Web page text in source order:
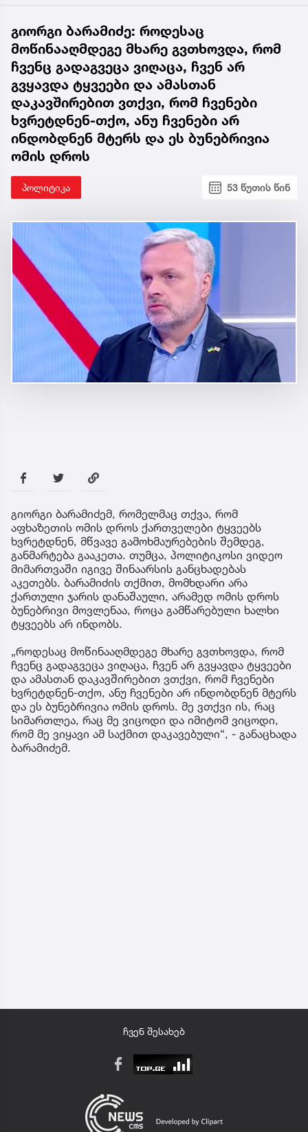
გიორგი ბარამიძე: როდესაც
მოწინააღმდეგე მხარე გვთხოვდა, რომ
ჩვენც გადაგვეცა ვიღაცა, ჩვენ არ
გვყავდა ტყვეები და ამასთან
დაკავშირებით ვთქვი, რომ ჩვენები
ხვრეტდნენ-თქო, ანუ ჩვენები არ
ინდობდნენ მტერს და ეს ბუნებრივია
ომის დროს
პოლიტიკა 53 წუთის წინ
გიორგი ბარამიძემ, რომელმაც თქვა, რომ
აფხაზეთის ომის დროს ქართველები ტყვეებს
ხვრეტდნენ, მწვავე გამოხმაურებების შემდეგ,
განმარტება გააკეთა. თუმცა, პოლიტიკოსი ვიდეო
მიმართვაში იგივე შინაარსის განცხადებას
აკეთებს. ბარამიძის თქმით, მომხდარი არა
ქართული ჯარის დანაშაული, არამედ ომის დროს
ბუნებრივი მოვლენაა, როცა გამწარებული ხალხი
ტყვეებს არ ინდობს.
„როდესაც მოწინააღმდეგე მხარე გვთხოვდა, რომ
ჩვენც გადაგვეცა ვიღაცა, ჩვენ არ გვყავდა ტყვეები
და ამასთან დაკავშირებით ვთქვი, რომ ჩვენები
ხვრეტდნენ-თქო, ანუ ჩვენები არ ინდობდნენ მტერს
და ეს ბუნებრივია ომის დროს. მე ვთქვი ის, რაც
სიმართლეა, რაც მე ვიცოდი და იმიტომ ვიცოდი,
რომ მე ვიყავი ამ საქმით დაკავებული“, - განაცხადა
ბარამიძემ.
ჩვენ შესახებ